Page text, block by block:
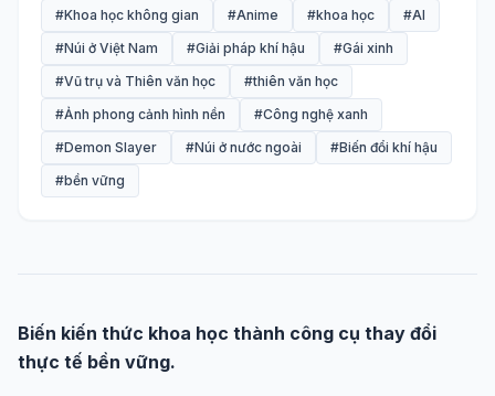
#Khoa học không gian #Anime #khoa học
#AI
#Núi ở Việt Nam
#Giải pháp khí hậu
#Gái xinh
#Vũ trụ và Thiên văn học
#thiên văn học
#Ảnh phong cảnh hình nền
#Công nghệ xanh
#Demon Slayer
#Núi ở nước ngoài
#Biến đổi khí hậu
#bền vững
Biến kiến thức khoa học thành công cụ thay đổi
thực tế bền vững.